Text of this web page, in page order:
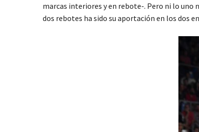
marcas interiores y en rebote-. Pero ni lo uno
dos rebotes ha sido su aportación en los dos